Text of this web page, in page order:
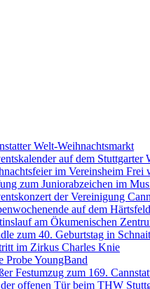
Welt-Weihnachtsmarkt
auf dem Stuttgarter
im Vereinsheim Frei
zum Juniorabzeichen im
der Vereinigung
auf dem
am Ökumenischen
zum 40. Geburtstag in Schnait
im Zirkus Charles Knie
Probe YoungBand
Festumzug zum 169.
offenen Tür beim THW